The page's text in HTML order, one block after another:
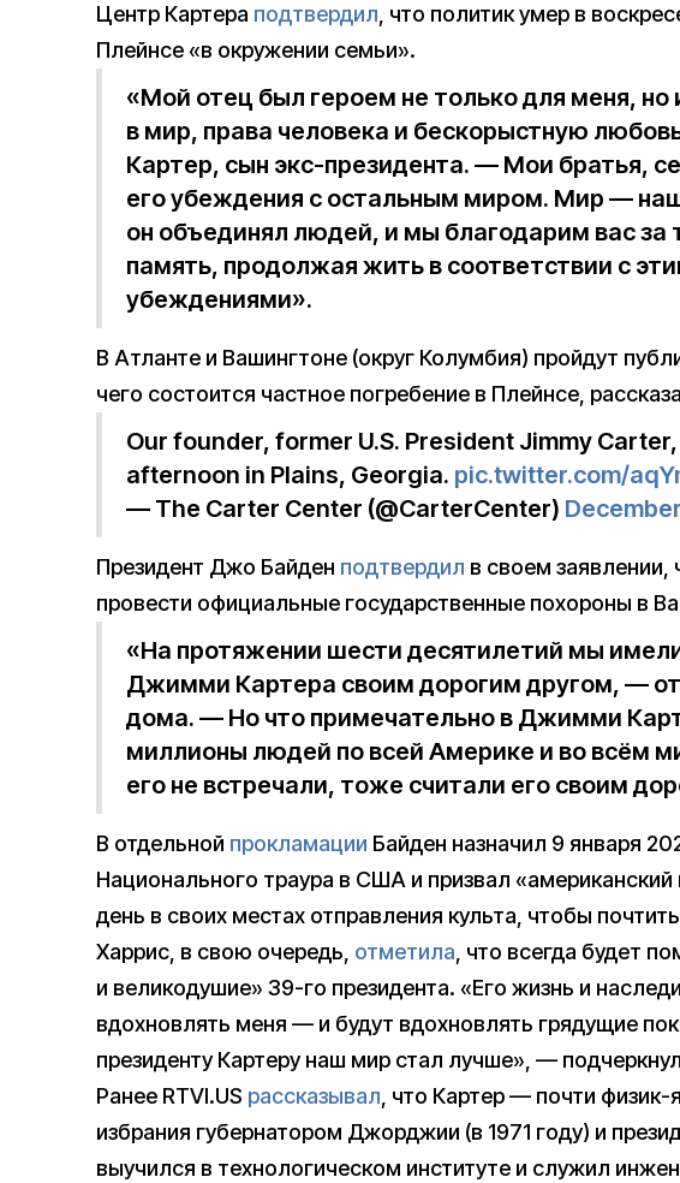
Центр Картера подтвердил, что политик умер в
Плейнсе «в окружении семьи».
«Мой отец был героем не только для меня, но
в мир, права человека и бескорыстную
Картер, сын экс-президента. — Мои братья,
его убеждения с остальным миром. Мир —
он объединял людей, и мы благодарим вас за
память, продолжая жить в соответствии с
убеждениями».
В Атланте и Вашингтоне (округ Колумбия) пройдут
чего состоится частное погребение в Плейнсе,
Our founder, former U.S. President Jimmy
afternoon in Plains, Georgia. pic.twitter.com/
— The Carter Center (@CarterCenter)
Президент Джо Байден подтвердил в своем заявлении,
провести официальные государственные похороны в
«На протяжении шести десятилетий мы
Джимми Картера своим дорогим другом, —
дома. — Но что примечательно в Джимми
миллионы людей по всей Америке и во всём
его не встречали, тоже считали его своим
В отдельной прокламации Байден назначил 9 января
Национального траура в США и призвал «американский
день в своих местах отправления культа, чтобы
Харрис, в свою очередь, отметила, что всегда будет
и великодушие» 39-го президента. «Его жизнь и
вдохновлять меня — и будут вдохновлять грядущие
президенту Картеру наш мир стал лучше», —
Ранее RTVI.US рассказывал, что Картер — почти
избрания губернатором Джорджии (в 1971 году) и
выучился в технологическом институте и служил